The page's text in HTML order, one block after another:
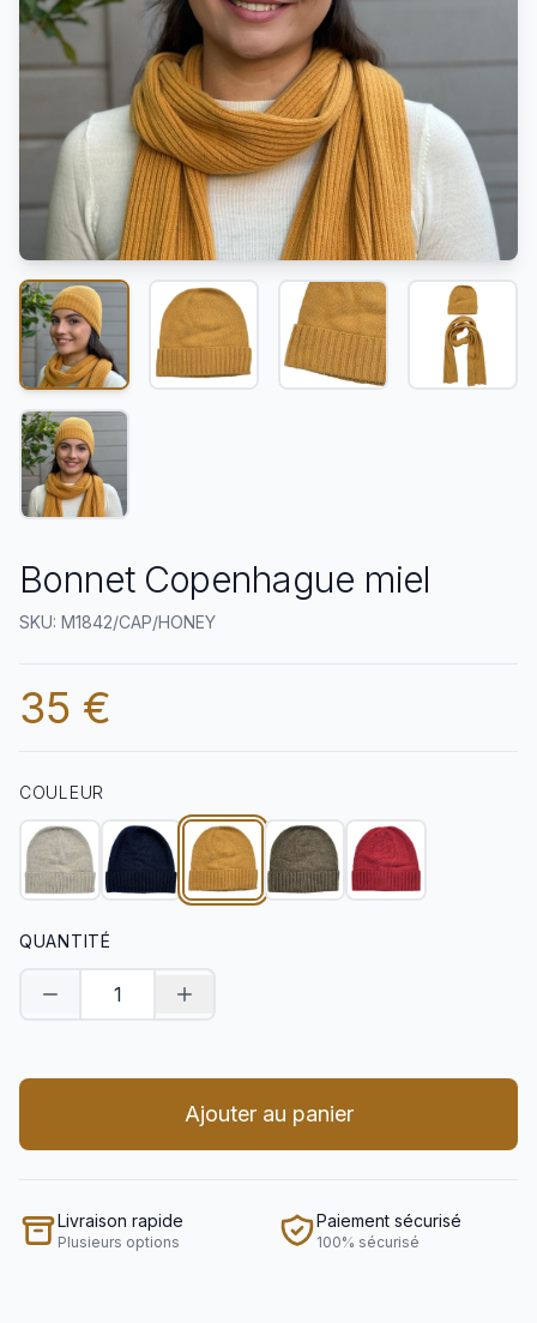
Bonnet Copenhague miel
SKU: M1842/CAP/HONEY
35 €
COULEUR
QUANTITÉ
Diminuer la quantitéAugmenter la quantité
Ajouter au panier
Livraison rapide
Plusieurs options
Paiement sécurisé
100% sécurisé